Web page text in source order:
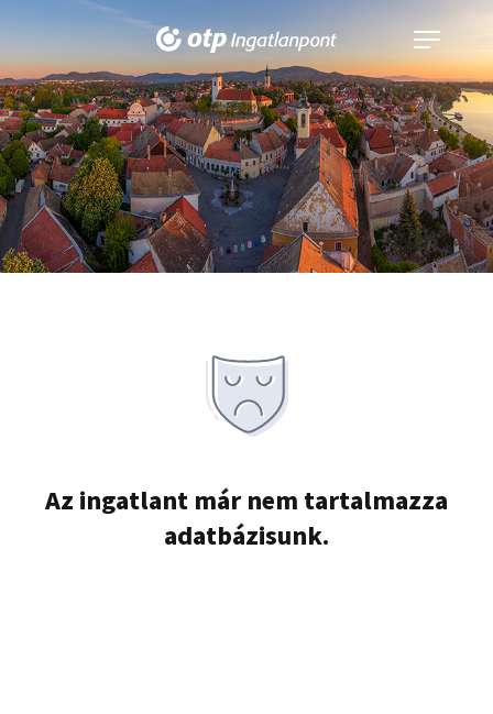
Navigáció
kinyitása
Az ingatlant már nem tartalmazza
adatbázisunk.